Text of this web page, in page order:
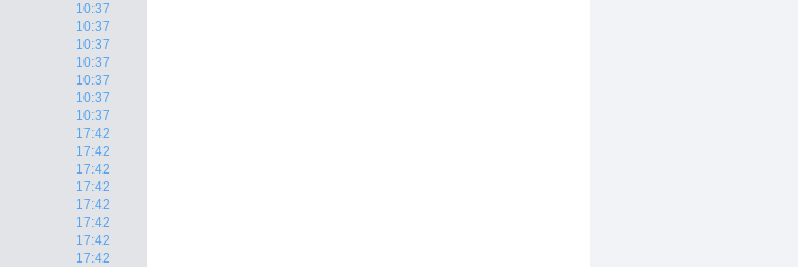
10:37
10:37
10:37
10:37
10:37
10:37
10:37
17:42
17:42
17:42
17:42
17:42
17:42
17:42
17:42